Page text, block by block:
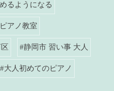
るようになる
アノ教室
#静岡市 習い事 大人
#大人初めてのピアノ